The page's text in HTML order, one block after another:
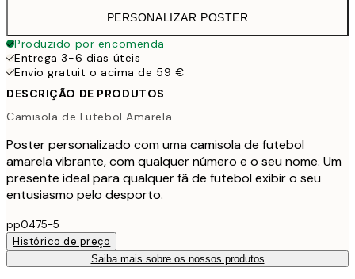
PERSONALIZAR POSTER
Produzido por encomenda
Entrega 3-6 dias úteis
Envio gratuit o acima de 59 €
DESCRIÇÃO DE PRODUTOS
Camisola de Futebol Amarela
Poster personalizado com uma camisola de futebol
amarela vibrante, com qualquer número e o seu nome. Um
presente ideal para qualquer fã de futebol exibir o seu
entusiasmo pelo desporto.
pp0475-5
Histórico de preço
Saiba mais sobre os nossos produtos